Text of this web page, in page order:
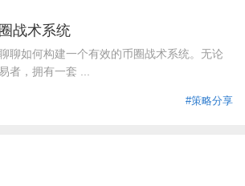
战术系统
聊如何构建一个有效的币圈战术系统。无论
者，拥有一套 ...
#策略分享